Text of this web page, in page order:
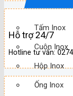
Tấm Inox
Cuộn Inox
Hộp Inox
Ống Inox
Hỗ trợ 24/7
Hotline tư vấn: